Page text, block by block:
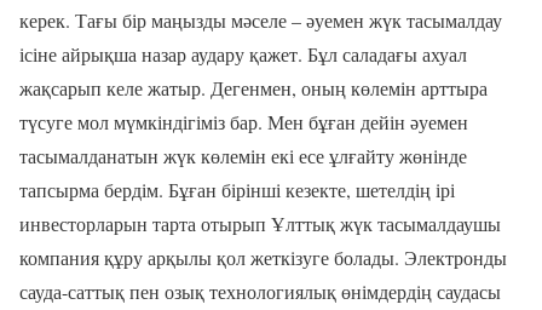
керек. Тағы бір маңызды мәселе – әуемен жүк тасымалдау
ісіне айрықша назар аудару қажет. Бұл саладағы ахуал
жақсарып келе жатыр. Дегенмен, оның көлемін арттыра
түсуге мол мүмкіндігіміз бар. Мен бұған дейін әуемен
тасымалданатын жүк көлемін екі есе ұлғайту жөнінде
тапсырма бердім. Бұған бірінші кезекте, шетелдің ірі
инвесторларын тарта отырып Ұлттық жүк тасымалдаушы
компания құру арқылы қол жеткізуге болады. Электронды
сауда-саттық пен озық технологиялық өнімдердің саудасы